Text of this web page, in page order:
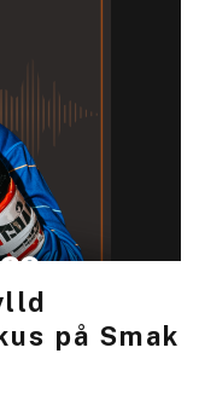
på Smak